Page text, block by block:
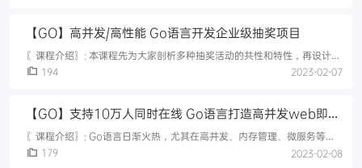
分钟本章中将介绍一下本课程的基本内容，包括：我们要做什么、要求什
【GO】高并发/高性能 Go语言开发企业级抽奖项目
〖课程介绍〗: 本课程先为大家剖析多种抽奖活动的共性和特性，再设计和
开发抽奖大转盘系统的后台和接口。步步优化，以及后续的策略对比，通
194 2023-02-07
【GO】支持10万人同时在线 Go语言打造高并发web即时
聊天(IM)应用
〖课程介绍〗: Go语言日渐火热，尤其在高并发、内存管理、微服务等场
景中，更是被很多的企业选择。本课程通过一个完整的商业案例，帮助开
179 2023-02-08